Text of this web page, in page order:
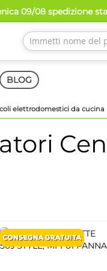
09/08 spedizione
BLOG
elettrodomestici da cucina